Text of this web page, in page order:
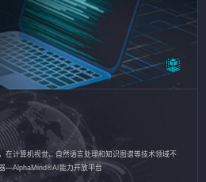
在计算机视觉、自然语言处理和知识图谱等技术领域不
—AlphaMind®AI能力开放平台